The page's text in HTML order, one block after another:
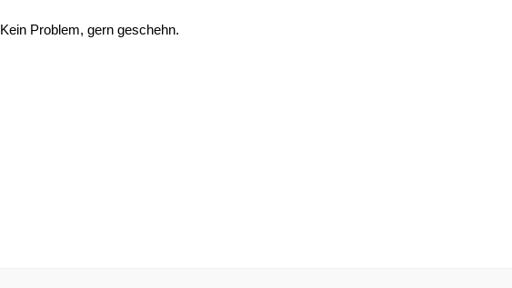
Kein Problem, gern geschehn.